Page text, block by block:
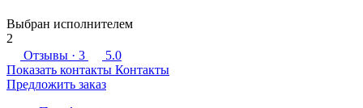
Выбран исполнителем
2
Отзывы · 3
5.0
Показать контакты Контакты
Предложить заказ